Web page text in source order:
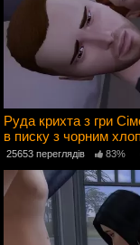
Руда крихта з гри
в писку з чорним
25653 переглядів 83%